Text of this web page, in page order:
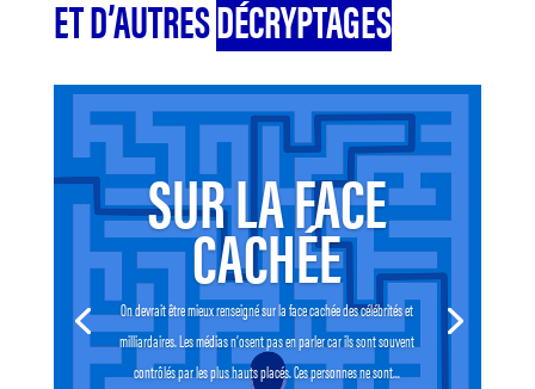
ET D’AUTRESDÉCRYPTAGES
SUR LA FACE
CACHÉE
On devrait être mieux renseigné sur la face cachée des célébrités et
milliardaires. Les médias n’osent pas en parler car ils sont souvent
contrôlés par les plus hauts placés. Ces personnes ne sont...